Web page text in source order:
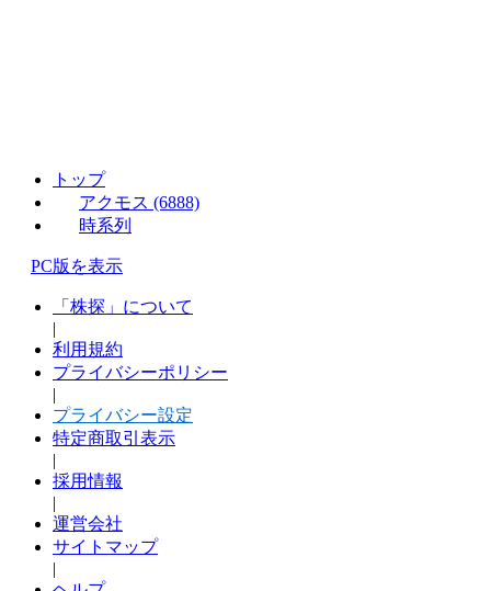
トップ
アクモス (6888)
時系列
PC版を表示
「株探」について
|
利用規約
プライバシーポリシー
|
プライバシー設定
特定商取引表示
|
採用情報
|
運営会社
サイトマップ
|